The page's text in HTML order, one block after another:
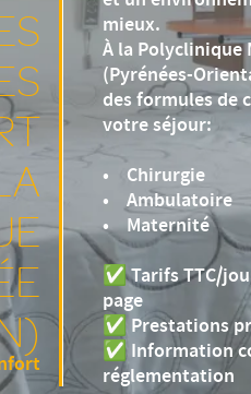
mieux.
À la Polyclinique
(Pyrénées-
des formules de
votre séjour:
• Chirurgie
• Ambulatoire
• Maternité
✅ Tarifs TTC/
page
✅ Prestations
✅ Information
réglementation